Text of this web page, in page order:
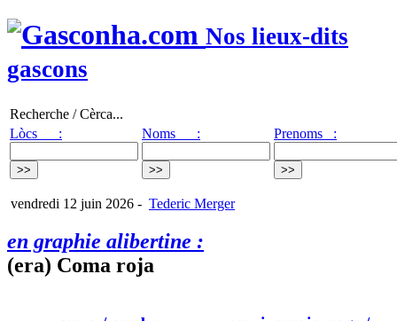
Nos lieux-dits
gascons
Recherche / Cèrca...
Lòcs :
Noms : Prenoms :
vendredi 12 juin 2026 - Tederic Merger
en graphie alibertine :
(era) Coma roja